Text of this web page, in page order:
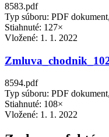
8583.pdf
Typ súboru: PDF
Stiahnuté: 127×
Vložené: 1. 1. 2022
8594.pdf
Typ súboru: PDF
Stiahnuté: 108×
Vložené: 1. 1. 2022